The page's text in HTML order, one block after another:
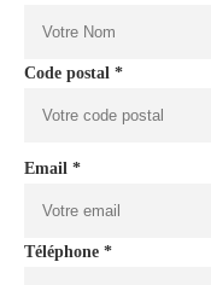
Code postal *
Email *
Téléphone *